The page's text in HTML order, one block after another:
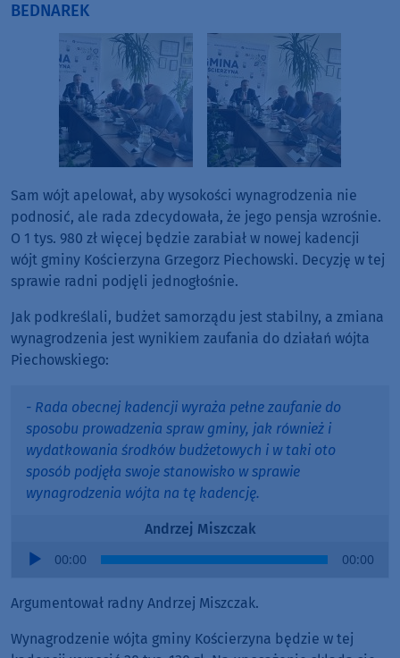
BEDNAREK
Sam wójt apelował, aby wysokości wynagrodzenia nie
podnosić, ale rada zdecydowała, że jego pensja wzrośnie.
O 1 tys. 980 zł więcej będzie zarabiał w nowej kadencji
wójt gminy Kościerzyna Grzegorz Piechowski. Decyzję w tej
sprawie radni podjęli jednogłośnie.
Jak podkreślali, budżet samorządu jest stabilny, a zmiana
wynagrodzenia jest wynikiem zaufania do działań wójta
Piechowskiego:
- Rada obecnej kadencji wyraża pełne zaufanie do
sposobu prowadzenia spraw gminy, jak również i
wydatkowania środków budżetowych i w taki oto
sposób podjęła swoje stanowisko w sprawie
wynagrodzenia wójta na tę kadencję.
Andrzej Miszczak
Audio
00:00 00:00
Argumentował radny Andrzej Miszczak.
Wynagrodzenie wójta gminy Kościerzyna będzie w tej